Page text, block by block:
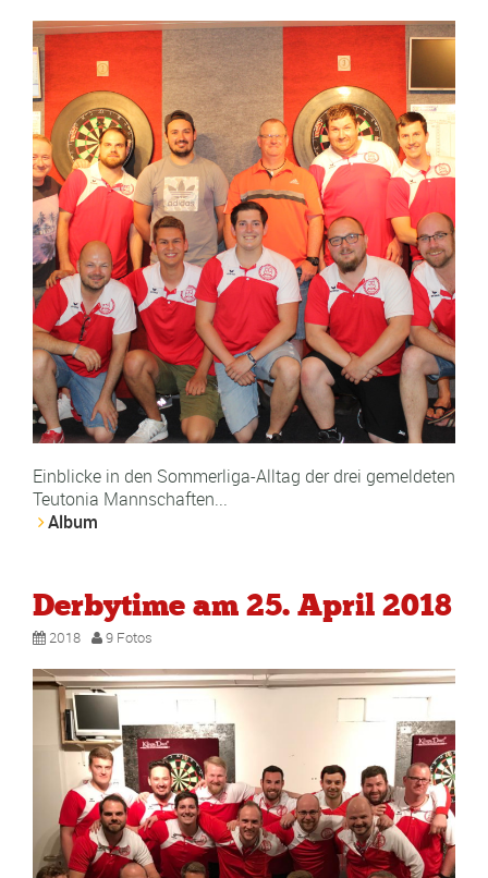
Einblicke in den Sommerliga-Alltag der drei gemeldeten
Teutonia Mannschaften...
Album
Derbytime am 25. April 2018
2018 9 Fotos